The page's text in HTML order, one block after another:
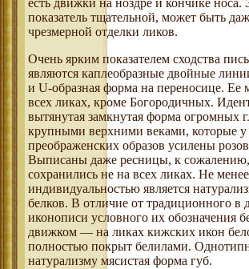
есть движки на ноздре и кончике
показатель тщательной, может быть
чрезмерной отделки ликов.
Очень ярким показателем сходства
являются каплеобразные двойные
и U-образная форма на переносице.
всех ликах, кроме Богородичных.
вытянутая замкнутая форма огромных
крупными верхними веками, которые у
преображенских образов усилены
Выписаны даже ресницы, к
сохранились не на всех ликах. Не
индивидуальностью является
белков. В отличие от традиционного в
иконописи условного их обозначения
движком — на ликах кижских икон
полностью покрыт белилами.
натурализму мясистая форма губ.